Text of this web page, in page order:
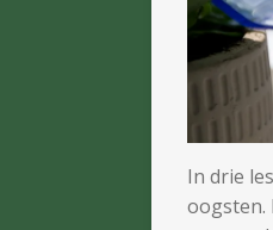
In drie
oogsten.